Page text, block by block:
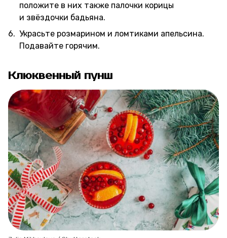
положите в них также палочки корицы
и звёздочки бадьяна.
Украсьте розмарином и ломтиками апельсина.
Подавайте горячим.
Клюквенный пунш